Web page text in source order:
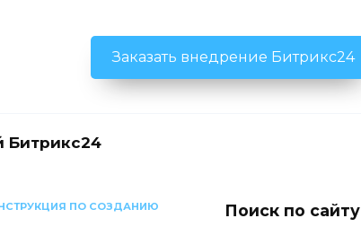
Заказать внедрение Битрикс24
Битрикс24
ПО СОЗДАНИЮ
Поиск по сайту